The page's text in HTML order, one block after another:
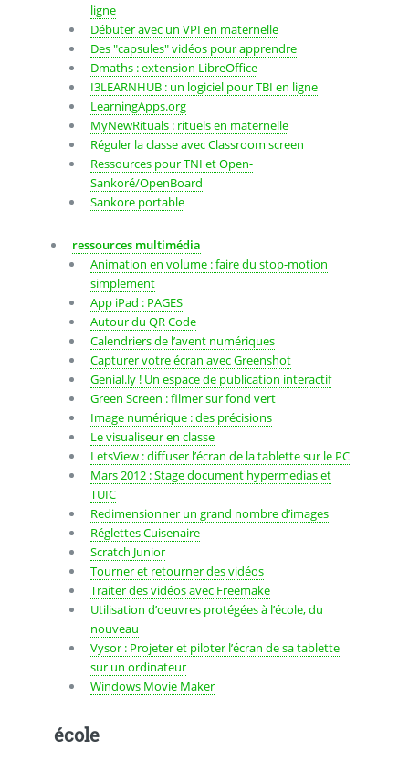
ligne
Débuter avec un VPI en maternelle
Des "capsules" vidéos pour apprendre
Dmaths : extension LibreOffice
I3LEARNHUB : un logiciel pour TBI en ligne
LearningApps.org
MyNewRituals : rituels en maternelle
Réguler la classe avec Classroom screen
Ressources pour TNI et Open-
Sankoré/OpenBoard
Sankore portable
ressources multimédia
Animation en volume : faire du stop-motion
simplement
App iPad : PAGES
Autour du QR Code
Calendriers de l’avent numériques
Capturer votre écran avec Greenshot
Genial.ly ! Un espace de publication interactif
Green Screen : filmer sur fond vert
Image numérique : des précisions
Le visualiseur en classe
LetsView : diffuser l’écran de la tablette sur le PC
Mars 2012 : Stage document hypermedias et
TUIC
Redimensionner un grand nombre d’images
Réglettes Cuisenaire
Scratch Junior
Tourner et retourner des vidéos
Traiter des vidéos avec Freemake
Utilisation d’oeuvres protégées à l’école, du
nouveau
Vysor : Projeter et piloter l’écran de sa tablette
sur un ordinateur
Windows Movie Maker
école